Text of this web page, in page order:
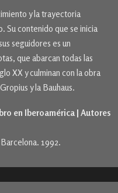
y la trayectoria
Su contenido que se inicia
seguidores es un
que abarcan todas las
XX y culminan con la obra
y la Bauhaus.
en Iberoamérica | Autores
1992.